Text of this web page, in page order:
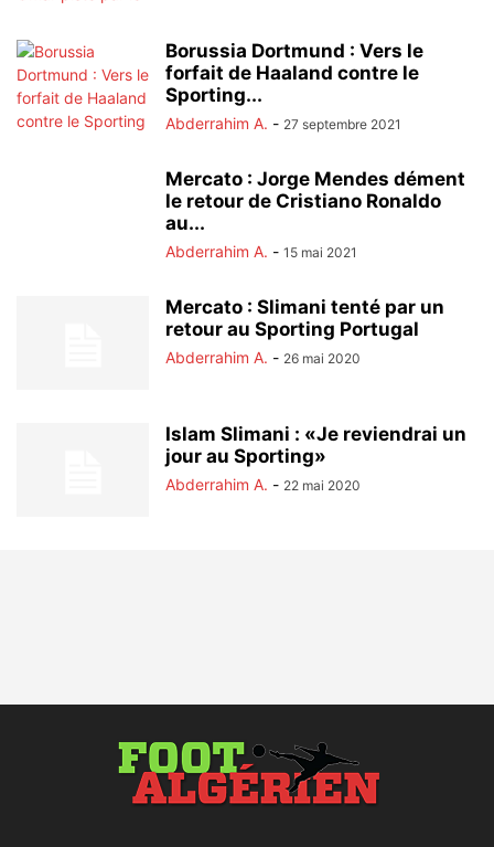
Borussia Dortmund : Vers le
forfait de Haaland contre le
Sporting...
Abderrahim A. - 27 septembre 2021
Mercato : Jorge Mendes dément
le retour de Cristiano Ronaldo
au...
Abderrahim A. - 15 mai 2021
Mercato : Slimani tenté par un
retour au Sporting Portugal
Abderrahim A. - 26 mai 2020
Islam Slimani : «Je reviendrai un
jour au Sporting»
Abderrahim A. - 22 mai 2020